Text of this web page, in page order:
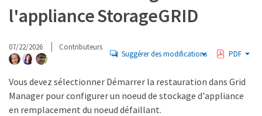
l'appliance StorageGRID
07/22/2026 Contributeurs
Suggérer des modifications PDF
Vous devez sélectionner Démarrer la restauration dans Grid
Manager pour configurer un noeud de stockage d'appliance
en remplacement du noeud défaillant.